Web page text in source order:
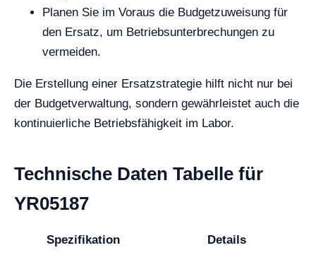
Planen Sie im Voraus die Budgetzuweisung für
den Ersatz, um Betriebsunterbrechungen zu
vermeiden.
Die Erstellung einer Ersatzstrategie hilft nicht nur bei
der Budgetverwaltung, sondern gewährleistet auch die
kontinuierliche Betriebsfähigkeit im Labor.
Technische Daten Tabelle für
YR05187
Spezifikation
Details